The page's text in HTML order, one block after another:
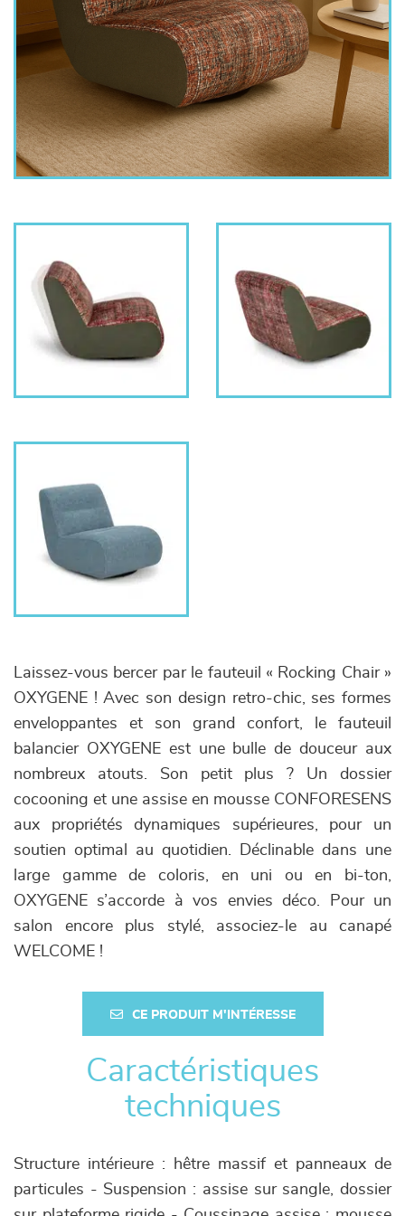
Laissez-vous bercer par le fauteuil « Rocking Chair »
OXYGENE ! Avec son design retro-chic, ses formes
enveloppantes et son grand confort, le fauteuil
balancier OXYGENE est une bulle de douceur aux
nombreux atouts. Son petit plus ? Un dossier
cocooning et une assise en mousse CONFORESENS
aux propriétés dynamiques supérieures, pour un
soutien optimal au quotidien. Déclinable dans une
large gamme de coloris, en uni ou en bi-ton,
OXYGENE s’accorde à vos envies déco. Pour un
salon encore plus stylé, associez-le au canapé
WELCOME !
CE PRODUIT M'INTÉRESSE
Caractéristiques
techniques
Structure intérieure : hêtre massif et panneaux de
particules - Suspension : assise sur sangle, dossier